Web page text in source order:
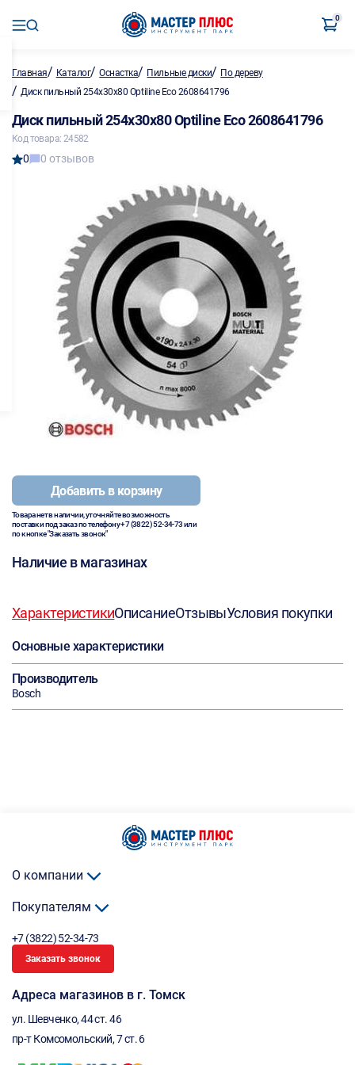
0
Главная/ Каталог/Оснастка/ Пильные диски/ По дереву
/ Диск пильный 254х30х80 Optiline Eco 2608641796
Диск пильный 254х30х80 Optiline Eco 2608641796
Код товара: 24582
0 0 отзывов
Добавить в корзину
Товара нет в наличии, уточняйте возможность
поставки под заказ по телефону+7 (3822) 52-34-73или
по кнопке "Заказать звонок"
Наличие в магазинах
ХарактеристикиОписаниеОтзывыУсловия покупки
Основные характеристики
Производитель
Bosch
О компании
Покупателям
+7 (3822) 52-34-73
Заказать звонок
Адреса магазинов в г. Томск
ул. Шевченко, 44 ст. 46
пр-т Комсомольский, 7 ст. 6